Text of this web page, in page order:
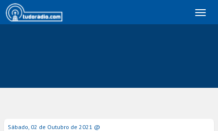
Sábado, 02 de Outubro de 2021 @